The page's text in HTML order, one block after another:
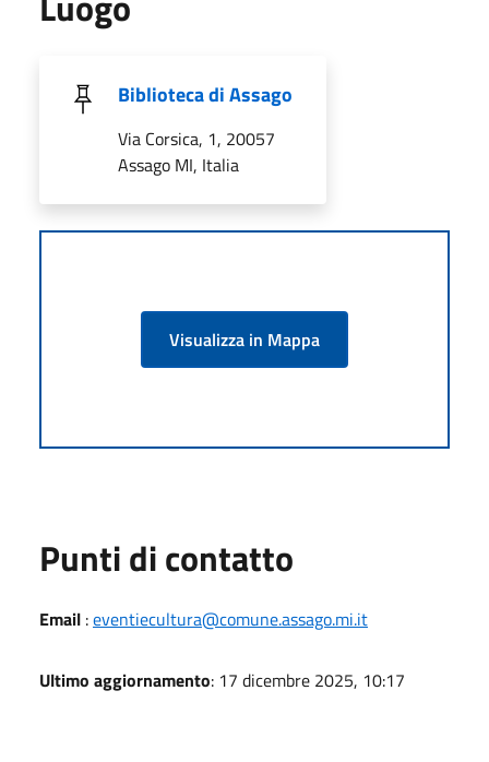
Biblioteca di Assago
Via Corsica, 1, 20057
Assago MI, Italia
Visualizza in Mappa
Punti di contatto
Email :eventiecultura@comune.assago.mi.it
Ultimo aggiornamento: 17 dicembre 2025, 10:17